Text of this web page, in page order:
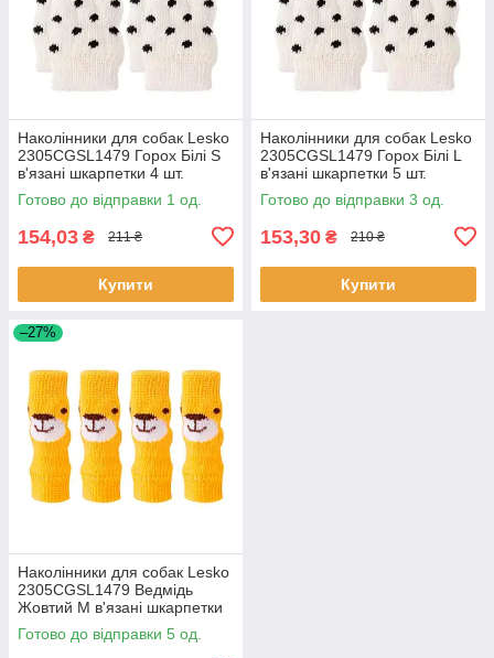
Наколінники для собак Lesko
2305CGSL1479 Горох Білі S
в'язані шкарпетки 4 шт.
Готово до відправки 1 од.
154,03 ₴ 211 ₴
Купити
Наколінники для собак Lesko
2305CGSL1479 Горох Білі L
в'язані шкарпетки 5 шт.
Готово до відправки 3 од.
153,30 ₴ 210 ₴
Купити
–27%
Наколінники для собак Lesko
2305CGSL1479 Ведмідь
Жовтий M в'язані шкарпетки
5 шт.
Готово до відправки 5 од.